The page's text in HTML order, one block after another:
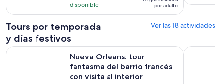
64
opiniones
disponible
de
por
por adulto
Tours por temporada
y días festivos
Ver las 18 actividades
Nueva Orleans: tour
fantasma del barrio francés
con visita al interior
Nueva Orleans: tour fantasma del barrio francés con visita
Luisiana: